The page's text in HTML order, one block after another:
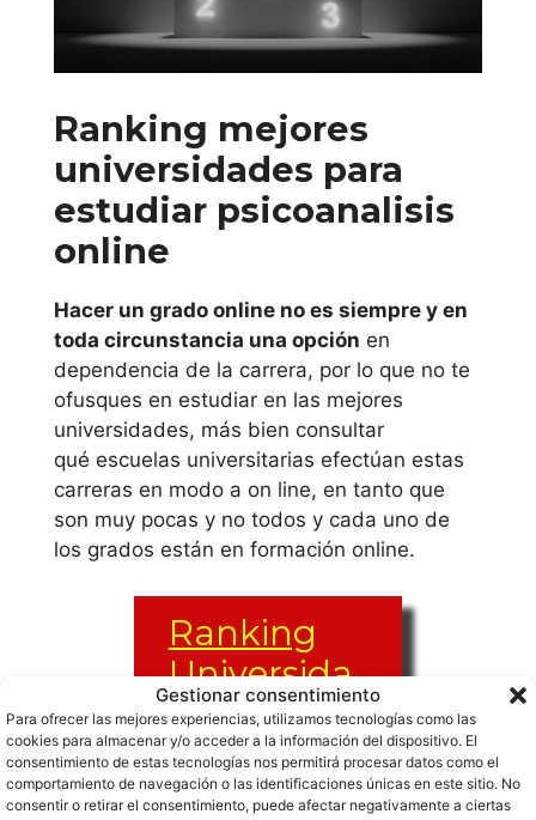
Gestionar consentimiento
Para ofrecer las mejores experiencias, utilizamos tecnologías como las
cookies para almacenar y/o acceder a la información del dispositivo. El
consentimiento de estas tecnologías nos permitirá procesar datos como el
comportamiento de navegación o las identificaciones únicas en este sitio. No
consentir o retirar el consentimiento, puede afectar negativamente a ciertas
Universidad
Alfonso X El
Sabio
Universidad de
Alcalá
Antonio de
Nebrija
Universidad
Autónoma de
Madrid
Universidad
Universidad
Carlos III de
Madrid
Universidad
Complutense de
Ranking mejores
universidades para
estudiar psicoanalisis
online
Hacer un grado online no es siempre y en
toda circunstancia una opción en
dependencia de la carrera, por lo que no te
ofusques en estudiar en las mejores
universidades, más bien consultar
qué escuelas universitarias efectúan estas
carreras en modo a on line, en tanto que
son muy pocas y no todos y cada uno de
los grados están en formación online.
Ranking
Universida
des
estudiar
psicoanalisi